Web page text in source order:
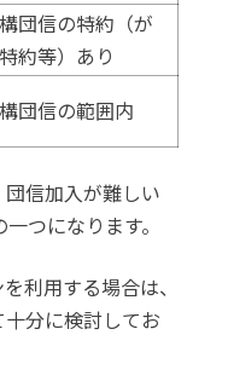
団信の特約（が
約等）あり
団信の範囲内
信加入が難しい
つになります。
利用する場合は、
分に検討してお